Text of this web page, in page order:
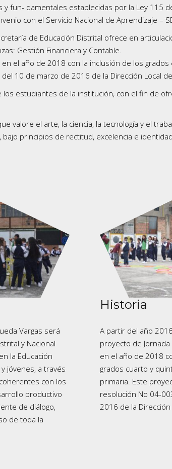
fun- damentales establecidas por la Ley 115
con el Servicio Nacional de Aprendizaje –
de Educación Distrital ofrece en
Gestión Financiera y Contable.
el año de 2018 con la inclusión de los
10 de marzo de 2016 de la Dirección Local de
estudiantes de la institución, con el fin de
valore el arte, la ciencia, la tecnología y el
principios de rectitud, excelencia e identidad.
Vargas será
y Nacional
la Educación
jóvenes, a través
con los
productivo
de diálogo,
de toda la
Historia
A partir del año
proyecto de
en el año de 2018
grados cuarto y
primaria. Este
resolución No 04-
2016 de la Dirección